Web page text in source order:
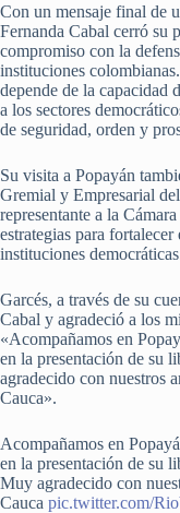
Con un mensaje final de
Fernanda Cabal cerró su
compromiso con la
instituciones
depende de la capacidad
a los sectores
de seguridad, orden y
Su visita a Popayán
Gremial y Empresarial
representante a la
estrategias para
instituciones
Garcés, a través de su
Cabal y agradeció a los
«Acompañamos en
en la presentación de su
agradecido con nuestros
Cauca».
Acompañamos en
en la presentación de su
Muy agradecido con
Cauca pic.twitter.com/